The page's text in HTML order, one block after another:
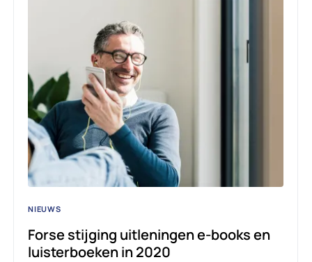
NIEUWS
Forse stijging uitleningen e-books en
luisterboeken in 2020